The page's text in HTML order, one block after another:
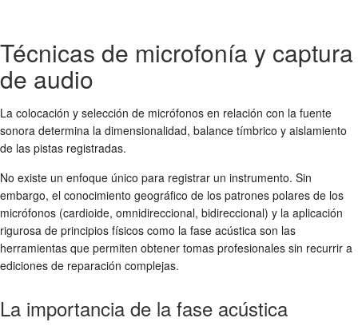
Técnicas de microfonía y captura
de audio
La colocación y selección de micrófonos en relación con la fuente
sonora determina la dimensionalidad, balance tímbrico y aislamiento
de las pistas registradas.
No existe un enfoque único para registrar un instrumento. Sin
embargo, el conocimiento geográfico de los patrones polares de los
micrófonos (cardioide, omnidireccional, bidireccional) y la aplicación
rigurosa de principios físicos como la fase acústica son las
herramientas que permiten obtener tomas profesionales sin recurrir a
ediciones de reparación complejas.
La importancia de la fase acústica